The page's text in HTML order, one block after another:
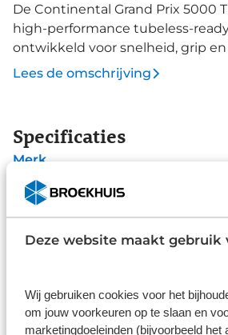
Deze website maakt gebruik
Wij gebruiken cookies voor het
om jouw voorkeuren op te slaan en
marketingdoeleinden (bijvoorbeeld het
De Continental Grand Prix 5000
high-performance tubeless-
ontwikkeld voor snelheid, grip
het geavanceerde Black Chili
trainingen als wedstrijden en is
tubeless-setup of traditionele
product wordt geleverd in een
(Original Equipment
dat het geen luxe
volledig functioneel en geschikt
Lees de omschrijving
Specificaties
Merk
Continental
Type
Racebanden
Disclaimer
De specificaties en onderdelen zijn gegeven